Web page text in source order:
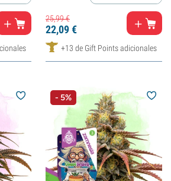
25,99€
22,09€
+13 de Gift Points adicionales
- 5%